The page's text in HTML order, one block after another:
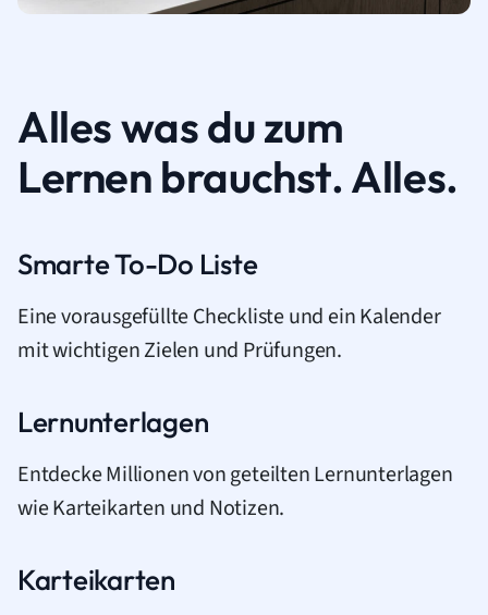
Alles was du zum
Lernen brauchst. Alles.
Smarte To-Do Liste
Eine vorausgefüllte Checkliste und ein Kalender
mit wichtigen Zielen und Prüfungen.
Lernunterlagen
Entdecke Millionen von geteilten Lernunterlagen
wie Karteikarten und Notizen.
Karteikarten